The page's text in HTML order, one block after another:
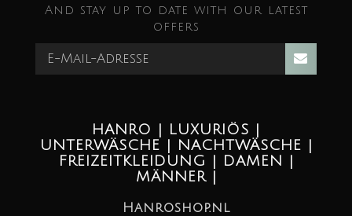
And stay up to date with our latest
offers
HANRO | LUXURIÖS |
UNTERWÄSCHE | NACHTWÄSCHE |
FREIZEITKLEIDUNG | DAMEN |
MÄNNER |
Hanroshop.nl